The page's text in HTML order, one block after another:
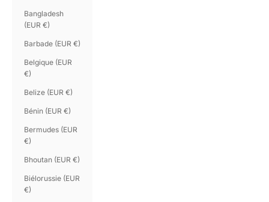
Bangladesh
(EUR €)
Barbade (EUR €)
Belgique (EUR
€)
Belize (EUR €)
Bénin (EUR €)
Bermudes (EUR
€)
Bhoutan (EUR €)
Biélorussie (EUR
€)